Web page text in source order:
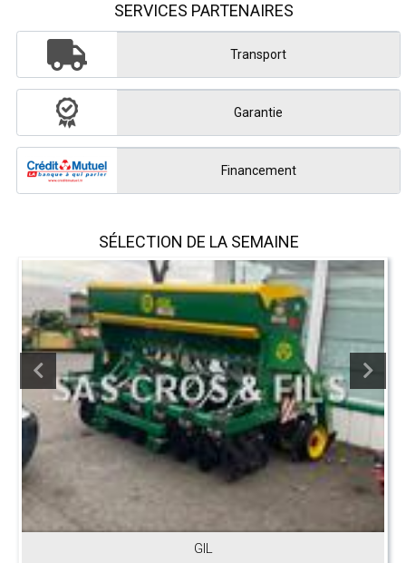
SERVICES PARTENAIRES
Transport
Garantie
Financement
SÉLECTION DE LA SEMAINE
GIL